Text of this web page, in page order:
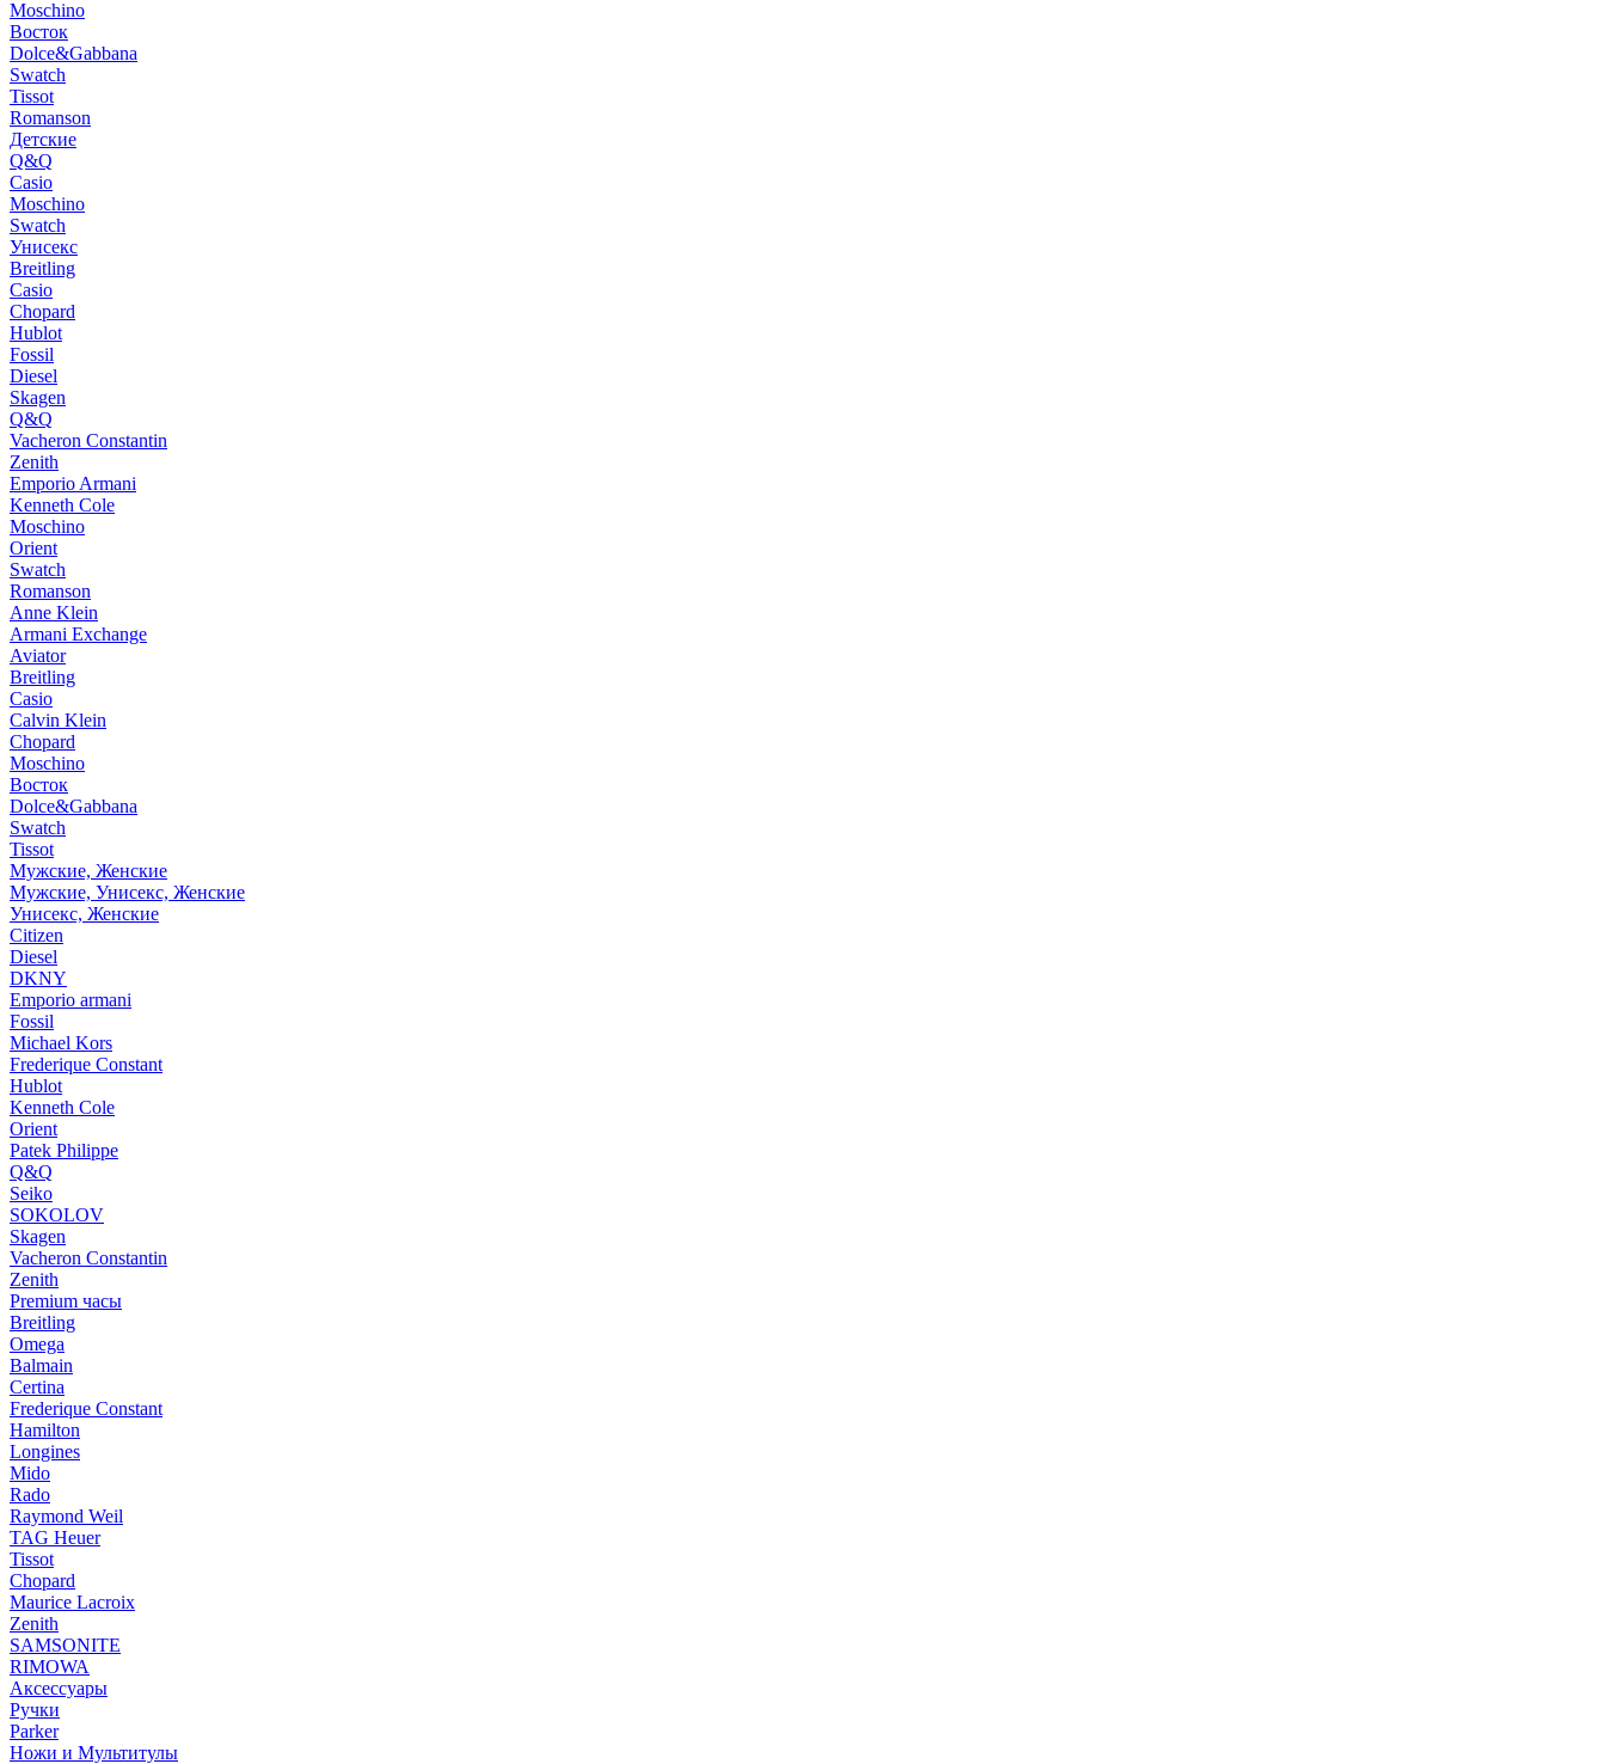
Moschino
Восток
Dolce&Gabbana
Swatch
Tissot
Romanson
Детские
Q&Q
Casio
Moschino
Swatch
Унисекс
Breitling
Casio
Chopard
Hublot
Fossil
Diesel
Skagen
Q&Q
Vacheron Constantin
Zenith
Emporio Armani
Kenneth Cole
Moschino
Orient
Swatch
Romanson
Anne Klein
Armani Exchange
Aviator
Breitling
Casio
Calvin Klein
Chopard
Moschino
Восток
Dolce&Gabbana
Swatch
Tissot
Мужские, Женские
Мужские, Унисекс, Женские
Унисекс, Женские
Citizen
Diesel
DKNY
Emporio armani
Fossil
Michael Kors
Frederique Constant
Hublot
Kenneth Cole
Orient
Patek Philippe
Q&Q
Seiko
SOKOLOV
Skagen
Vacheron Constantin
Zenith
Premium часы
Breitling
Omega
Balmain
Certina
Frederique Constant
Hamilton
Longines
Mido
Rado
Raymond Weil
TAG Heuer
Tissot
Chopard
Maurice Lacroix
Zenith
SAMSONITE
RIMOWA
Аксессуары
Ручки
Parker
Ножи и Мультитулы